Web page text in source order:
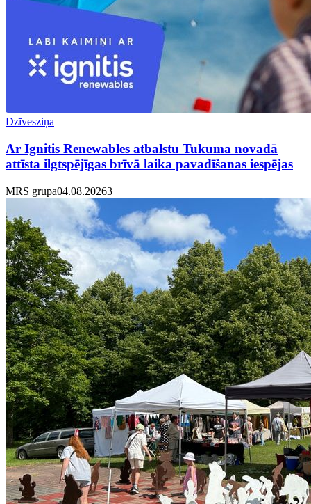
Dzīvesziņa
Ar Ignitis Renewables atbalstu Tukuma novadā
attīsta ilgtspējīgas brīvā laika pavadīšanas iespējas
MRS grupa04.08.20263